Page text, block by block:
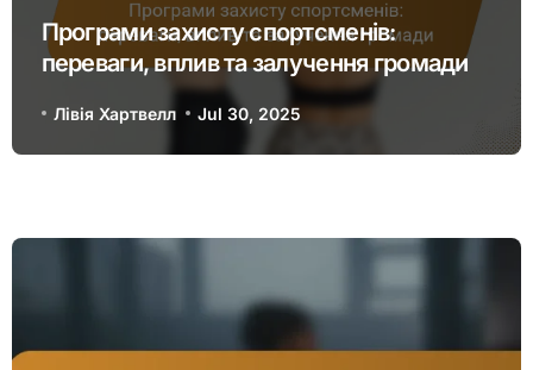
Програми захисту спортсменів:
переваги, вплив та залучення громади
Лівія Хартвелл Jul 30, 2025